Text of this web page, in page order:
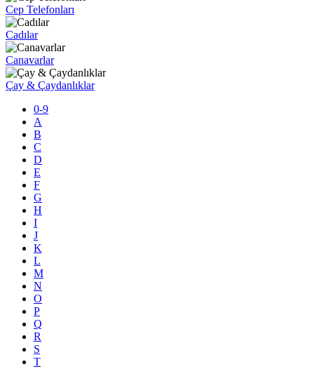
Cep Telefonları
Cadılar
Canavarlar
Çay & Çaydanlıklar
0-9
A
B
C
D
E
F
G
H
I
J
K
L
M
N
O
P
Q
R
S
T